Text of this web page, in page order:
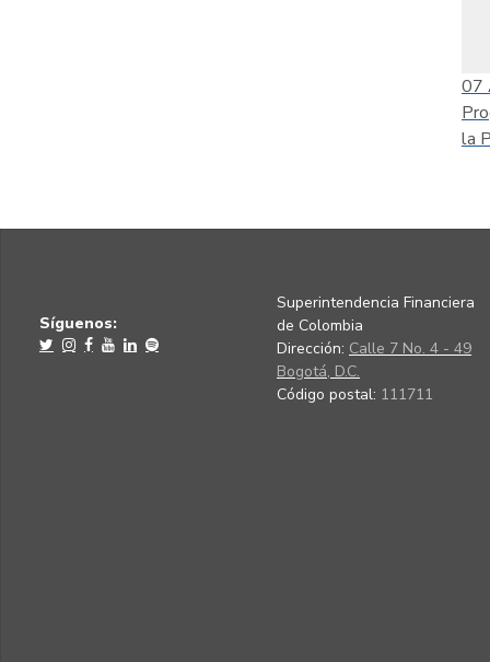
07
la
Síguenos:
Superintendencia Financiera
de Colombia
Dirección: Calle 7 No. 4 - 49
Bogotá, D.C.
Código postal: 111711